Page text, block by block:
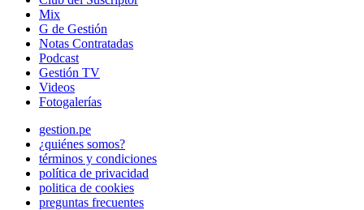
Mix
G de Gestión
Notas Contratadas
Podcast
Gestión TV
Videos
Fotogalerías
gestion.pe
¿quiénes somos?
términos y condiciones
política de privacidad
politica de cookies
preguntas frecuentes